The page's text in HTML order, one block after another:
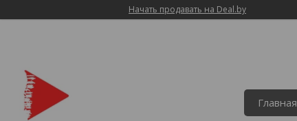
Начать продавать на Deal.by
Главная